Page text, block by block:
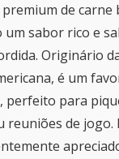
de carne
um sabor rico e
Originário
é um
perfeito para
reuniões de jogo.